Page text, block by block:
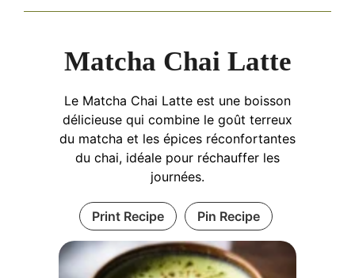
Matcha Chai Latte
Le Matcha Chai Latte est une boisson
délicieuse qui combine le goût terreux
du matcha et les épices réconfortantes
du chai, idéale pour réchauffer les
journées.
Print Recipe Pin Recipe